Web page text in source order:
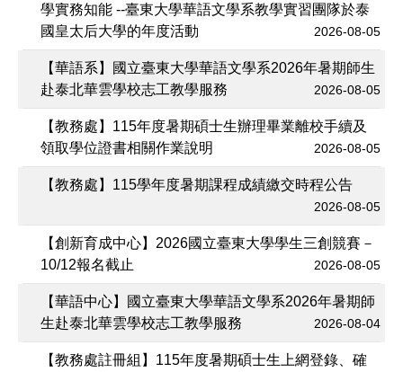
學實務知能 --臺東大學華語文學系教學實習團隊於泰
國皇太后大學的年度活動
2026-08-05
【華語系】國立臺東大學華語文學系2026年暑期師生
赴泰北華雲學校志工教學服務
2026-08-05
【教務處】115年度暑期碩士生辦理畢業離校手續及
領取學位證書相關作業說明
2026-08-05
【教務處】115學年度暑期課程成績繳交時程公告
2026-08-05
【創新育成中心】2026國立臺東大學學生三創競賽－
10/12報名截止
2026-08-05
【華語中心】國立臺東大學華語文學系2026年暑期師
生赴泰北華雲學校志工教學服務
2026-08-04
【教務處註冊組】115年度暑期碩士生上網登錄、確